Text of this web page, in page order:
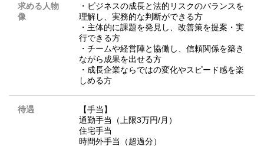
求める人物
像
・ビジネスの成長と法的リスクのバランスを
理解し、実務的な判断ができる方
・主体的に課題を発見し、改善策を提案・実
行できる方
・チームや経営陣と協働し、信頼関係を築き
ながら成果を出せる方
・成長企業ならではの変化やスピード感を楽
しめる方
待遇
【手当】
通勤手当（上限3万円/月）
住宅手当
時間外手当（超過分）